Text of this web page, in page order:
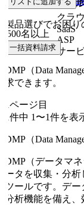
業員規模 提供形
名以上
クラウド
SaaS
ASP
サービ
品選びでお困り
一括資料請求
（Data
できます。
ページ目
件中1 〜1件を表示
（Data
（データマネ
タを収集・分析
ールです。デー
析機能を備え、